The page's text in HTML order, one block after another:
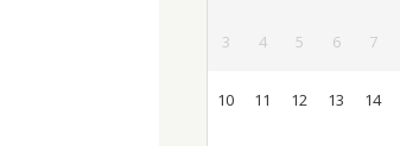
3 4 5 6 7
10 11 12 13 14